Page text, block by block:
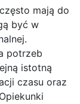
mają do
być w
potrzeb
istotną
czasu oraz